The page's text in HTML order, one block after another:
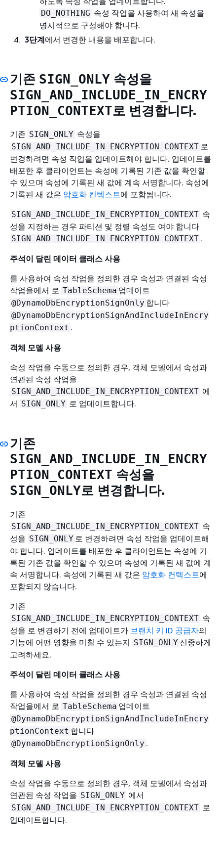
DO_NOTHING 속성 작업을 사용하여 새 속성을
명시적으로 구성해야 합니다.
3단계에서 변경한 내용을 배포합니다.
기존 SIGN_ONLY 속성을
SIGN_AND_INCLUDE_IN_ENCRY
PTION_CONTEXT로 변경합니다.
기존 SIGN_ONLY 속성을
SIGN_AND_INCLUDE_IN_ENCRYPTION_CONTEXT 로
변경하려면 속성 작업을 업데이트해야 합니다. 업데이트를
배포한 후 클라이언트는 속성에 기록된 기존 값을 확인할
수 있으며 속성에 기록된 새 값에 계속 서명합니다. 속성에
기록된 새 값은 암호화 컨텍스트에 포함됩니다.
SIGN_AND_INCLUDE_IN_ENCRYPTION_CONTEXT 속
성을 지정하는 경우 파티션 및 정렬 속성도 여야 합니다
SIGN_AND_INCLUDE_IN_ENCRYPTION_CONTEXT .
주석이 달린 데이터 클래스 사용
를 사용하여 속성 작업을 정의한 경우 속성과 연결된 속성
작업을에서 로 TableSchema 업데이트
@DynamoDbEncryptionSignOnly 합니다
@DynamoDbEncryptionSignAndIncludeInEncry
ptionContext .
객체 모델 사용
속성 작업을 수동으로 정의한 경우, 객체 모델에서 속성과
연관된 속성 작업을
SIGN_AND_INCLUDE_IN_ENCRYPTION_CONTEXT 에
서 SIGN_ONLY 로 업데이트합니다.
기존
SIGN_AND_INCLUDE_IN_ENCRY
PTION_CONTEXT 속성을
SIGN_ONLY로 변경합니다.
기존
SIGN_AND_INCLUDE_IN_ENCRYPTION_CONTEXT 속
성을 SIGN_ONLY 로 변경하려면 속성 작업을 업데이트해
야 합니다. 업데이트를 배포한 후 클라이언트는 속성에 기
록된 기존 값을 확인할 수 있으며 속성에 기록된 새 값에 계
속 서명합니다. 속성에 기록된 새 값은 암호화 컨텍스트에
포함되지 않습니다.
기존
SIGN_AND_INCLUDE_IN_ENCRYPTION_CONTEXT 속
성을 로 변경하기 전에 업데이트가 브랜치 키 ID 공급자의
기능에 어떤 영향을 미칠 수 있는지 SIGN_ONLY 신중하게
고려하세요.
주석이 달린 데이터 클래스 사용
를 사용하여 속성 작업을 정의한 경우 속성과 연결된 속성
작업을에서 로 TableSchema 업데이트
@DynamoDbEncryptionSignAndIncludeInEncry
ptionContext 합니다
@DynamoDbEncryptionSignOnly .
객체 모델 사용
속성 작업을 수동으로 정의한 경우, 객체 모델에서 속성과
연관된 속성 작업을 SIGN_ONLY 에서
SIGN_AND_INCLUDE_IN_ENCRYPTION_CONTEXT 로
업데이트합니다.